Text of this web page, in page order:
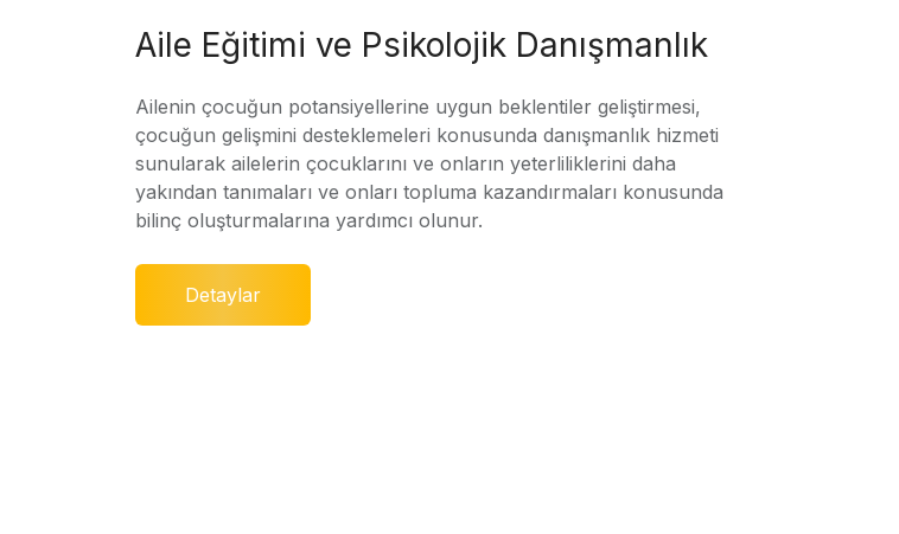
Aile Eğitimi ve Psikolojik Danışmanlık
Ailenin çocuğun potansiyellerine uygun beklentiler geliştirmesi,
çocuğun gelişmini desteklemeleri konusunda danışmanlık hizmeti
sunularak ailelerin çocuklarını ve onların yeterliliklerini daha
yakından tanımaları ve onları topluma kazandırmaları konusunda
bilinç oluşturmalarına yardımcı olunur.
Detaylar